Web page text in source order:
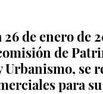
de enero de
de
se
para